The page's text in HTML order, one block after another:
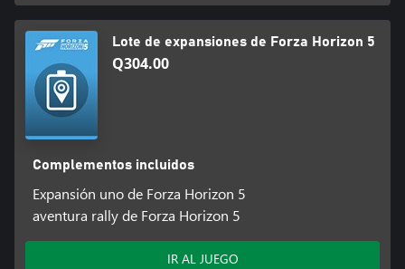
Lote de expansiones de Forza Horizon 5
Q304.00
Complementos incluidos
Expansión uno de Forza Horizon 5
aventura rally de Forza Horizon 5
IR AL JUEGO